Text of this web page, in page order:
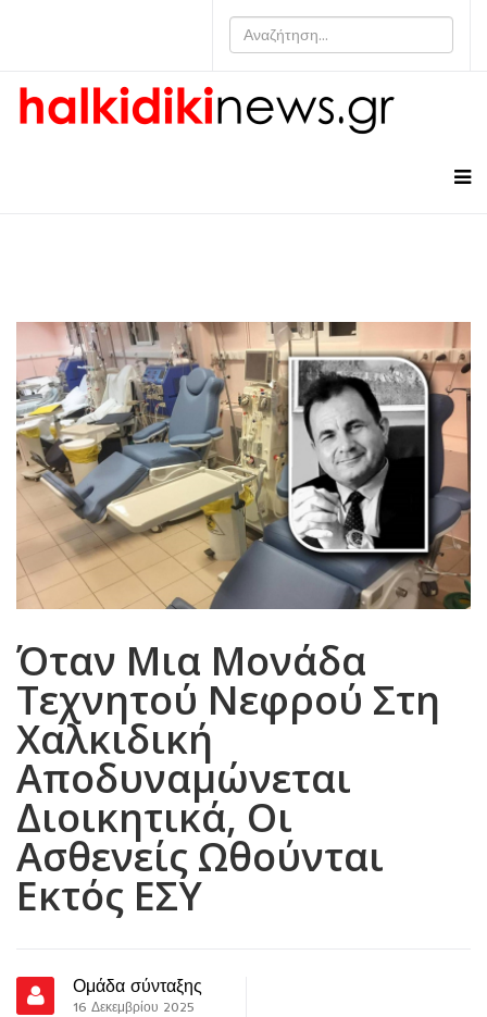
Όταν Μια Μονάδα
Τεχνητού Νεφρού Στη
Χαλκιδική
Αποδυναμώνεται
Διοικητικά, Οι
Ασθενείς Ωθούνται
Εκτός ΕΣΥ
Ομάδα σύνταξης
16 Δεκεμβρίου 2025